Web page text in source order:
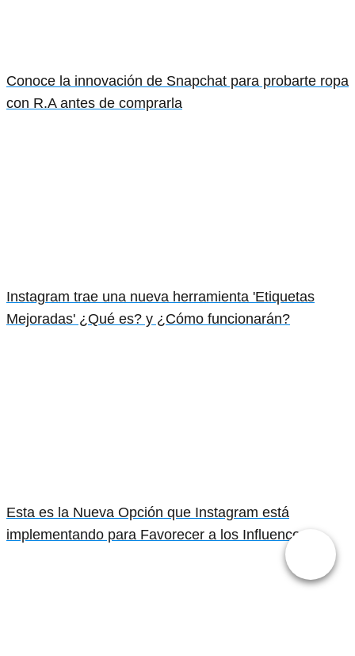
Conoce la innovación de Snapchat para probarte ropa
con R.A antes de comprarla
Instagram trae una nueva herramienta 'Etiquetas
Mejoradas' ¿Qué es? y ¿Cómo funcionarán?
Esta es la Nueva Opción que Instagram está
implementando para Favorecer a los Influencers